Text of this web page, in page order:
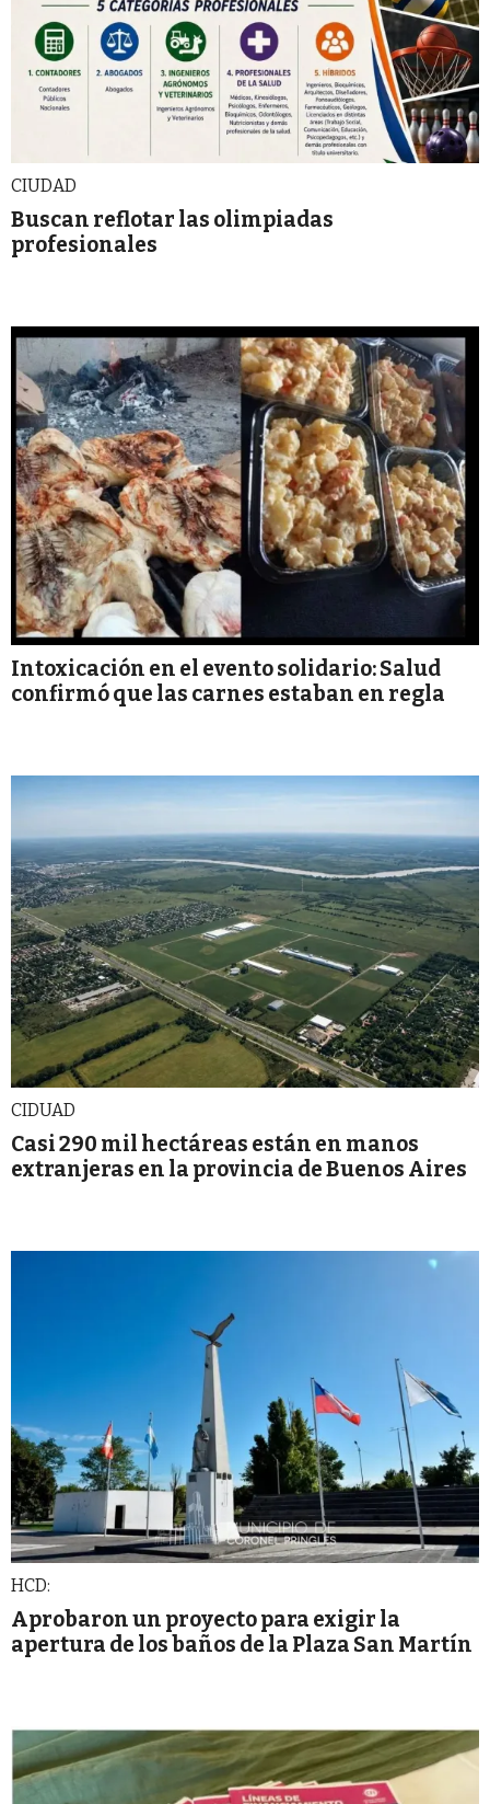
CIUDAD
Buscan reflotar las olimpiadas
profesionales
Intoxicación en el evento solidario: Salud
confirmó que las carnes estaban en regla
CIDUAD
Casi 290 mil hectáreas están en manos
extranjeras en la provincia de Buenos Aires
HCD:
Aprobaron un proyecto para exigir la
apertura de los baños de la Plaza San Martín